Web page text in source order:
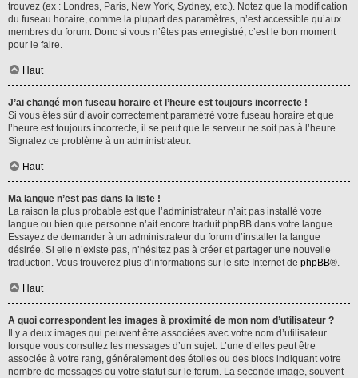
trouvez (ex : Londres, Paris, New York, Sydney, etc.). Notez que la modification
du fuseau horaire, comme la plupart des paramètres, n’est accessible qu’aux
membres du forum. Donc si vous n’êtes pas enregistré, c’est le bon moment
pour le faire.
Haut
J’ai changé mon fuseau horaire et l’heure est toujours incorrecte !
Si vous êtes sûr d’avoir correctement paramétré votre fuseau horaire et que
l’heure est toujours incorrecte, il se peut que le serveur ne soit pas à l’heure.
Signalez ce problème à un administrateur.
Haut
Ma langue n’est pas dans la liste !
La raison la plus probable est que l’administrateur n’ait pas installé votre
langue ou bien que personne n’ait encore traduit phpBB dans votre langue.
Essayez de demander à un administrateur du forum d’installer la langue
désirée. Si elle n’existe pas, n’hésitez pas à créer et partager une nouvelle
traduction. Vous trouverez plus d’informations sur le site Internet de phpBB®.
Haut
A quoi correspondent les images à proximité de mon nom d’utilisateur ?
Il y a deux images qui peuvent être associées avec votre nom d’utilisateur
lorsque vous consultez les messages d’un sujet. L’une d’elles peut être
associée à votre rang, généralement des étoiles ou des blocs indiquant votre
nombre de messages ou votre statut sur le forum. La seconde image, souvent